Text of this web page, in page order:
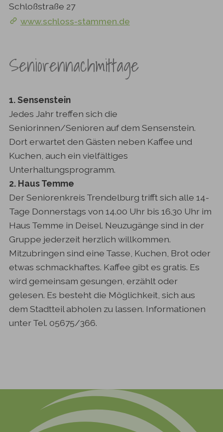
Schloßstraße 27
www.schloss-stammen.de
Seniorennachmittage
1. Sensenstein
Jedes Jahr treffen sich die
Seniorinnen/Senioren auf dem Sensenstein.
Dort erwartet den Gästen neben Kaffee und
Kuchen, auch ein vielfältiges
Unterhaltungsprogramm.
2. Haus Temme
Der Seniorenkreis Trendelburg trifft sich alle 14-
Tage Donnerstags von 14.00 Uhr bis 16.30 Uhr im
Haus Temme in Deisel. Neuzugänge sind in der
Gruppe jederzeit herzlich willkommen.
Mitzubringen sind eine Tasse, Kuchen, Brot oder
etwas schmackhaftes. Kaffee gibt es gratis. Es
wird gemeinsam gesungen, erzählt oder
gelesen. Es besteht die Möglichkeit, sich aus
dem Stadtteil abholen zu lassen. Informationen
unter Tel. 05675/366.